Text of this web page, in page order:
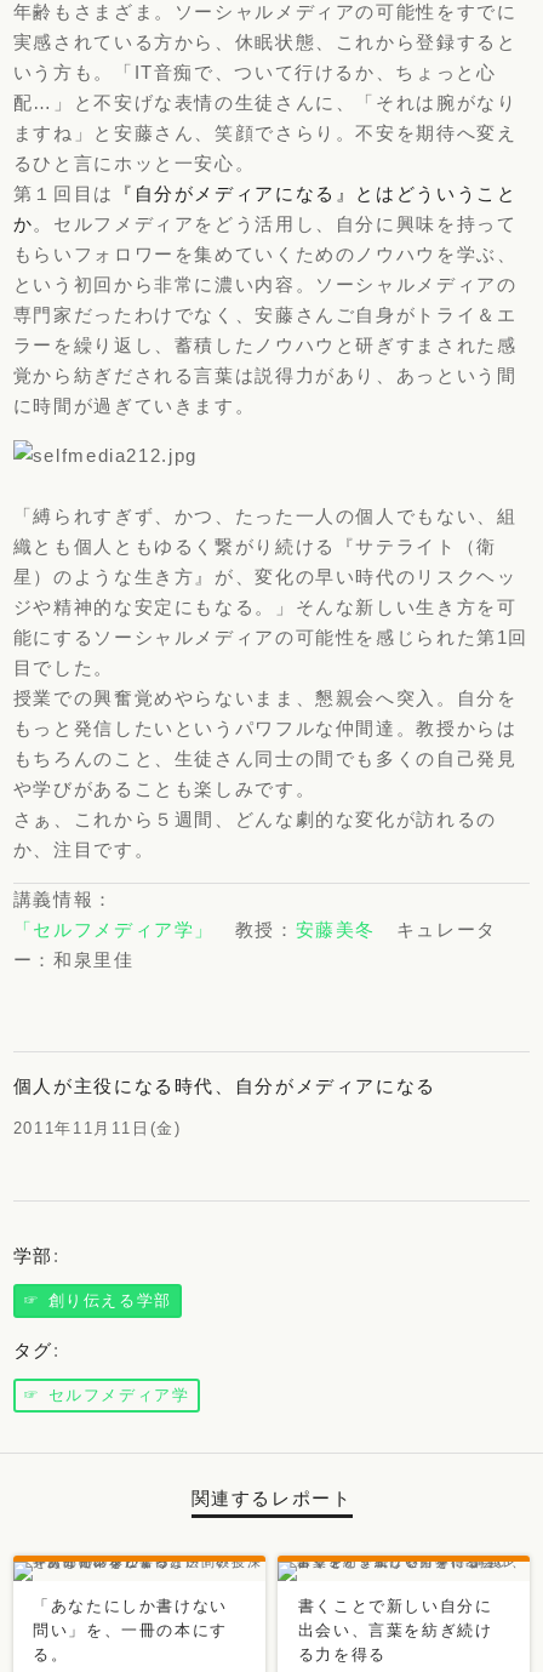
年齢もさまざま。ソーシャルメディアの可能性をすでに
実感されている方から、休眠状態、これから登録すると
いう方も。「IT音痴で、ついて行けるか、ちょっと心
配…」と不安げな表情の生徒さんに、「それは腕がなり
ますね」と安藤さん、笑顔でさらり。不安を期待へ変え
るひと言にホッと一安心。
第１回目は
『自分がメディアになる』とはどういうこと
か。セルフメディアをどう活用し、自分に興味を持って
もらいフォロワーを集めていくためのノウハウを学ぶ、
という初回から非常に濃い内容。ソーシャルメディアの
専門家だったわけでなく、安藤さんご自身がトライ＆エ
ラーを繰り返し、蓄積したノウハウと研ぎすまされた感
覚から紡ぎだされる言葉は説得力があり、あっという間
に時間が過ぎていきます。
「縛られすぎず、かつ、たった一人の個人でもない、組
織とも個人ともゆるく繋がり続ける『サテライト（衛
星）のような生き方』が、変化の早い時代のリスクヘッ
ジや精神的な安定にもなる。」そんな新しい生き方を可
能にするソーシャルメディアの可能性を感じられた第1回
目でした。
授業での興奮覚めやらないまま、懇親会へ突入。自分を
もっと発信したいというパワフルな仲間達。教授からは
もちろんのこと、生徒さん同士の間でも多くの自己発見
や学びがあることも楽しみです。
さぁ、これから５週間、どんな劇的な変化が訪れるの
か、注目です。
講義情報：
「セルフメディア学」
教授： 安藤美冬
キュレータ
ー：和泉里佳
個人が主役になる時代、自分がメディアになる
2011年11月11日(金)
学部 :
☞ 創り伝える学部
タグ:
☞ セルフメディア学
関連するレポート
「あなたにしか書けない
問い」を、一冊の本にす
る。
書くことで新しい自分に
出会い、言葉を紡ぎ続け
る力を得る